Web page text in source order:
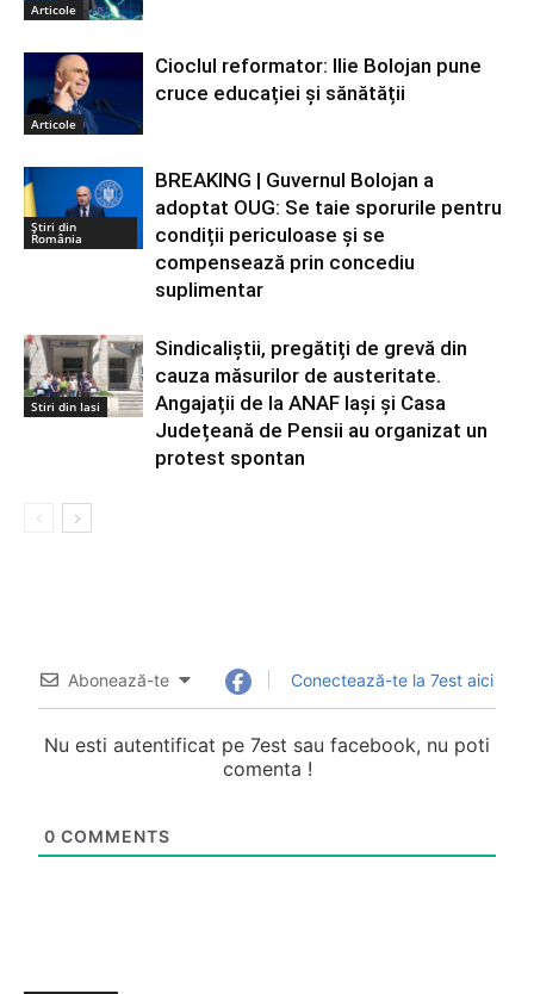
Articole
Articole
Cioclul reformator: Ilie Bolojan pune
cruce educației și sănătății
Știri din
România
BREAKING | Guvernul Bolojan a
adoptat OUG: Se taie sporurile pentru
condiții periculoase și se
compensează prin concediu
suplimentar
Stiri din Iasi
Sindicaliștii, pregătiți de grevă din
cauza măsurilor de austeritate.
Angajații de la ANAF Iași și Casa
Județeană de Pensii au organizat un
protest spontan
Abonează-te Conectează-te la 7est aici
Nu esti autentificat pe 7est sau facebook, nu poti
comenta !
0 COMMENTS